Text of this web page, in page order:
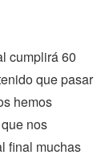
cumplirá 60
que pasar
hemos
nos
final muchas